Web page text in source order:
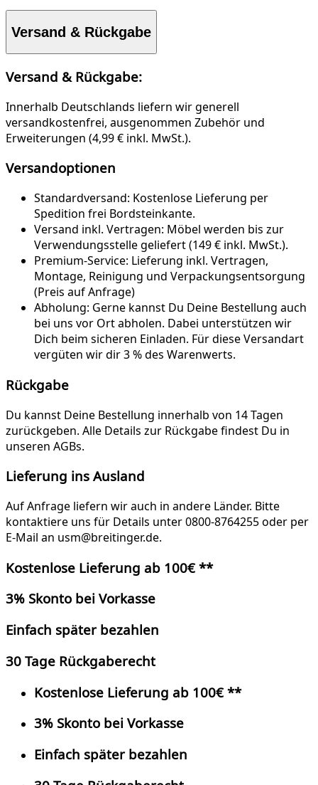
Versand & Rückgabe
Versand & Rückgabe:
Innerhalb Deutschlands liefern wir generell
versandkostenfrei, ausgenommen Zubehör und
Erweiterungen (4,99 € inkl. MwSt.).
Versandoptionen
Standardversand: Kostenlose Lieferung per
Spedition frei Bordsteinkante.
Versand inkl. Vertragen: Möbel werden bis zur
Verwendungsstelle geliefert (149 € inkl. MwSt.).
Premium-Service: Lieferung inkl. Vertragen,
Montage, Reinigung und Verpackungsentsorgung
(Preis auf Anfrage)
Abholung: Gerne kannst Du Deine Bestellung auch
bei uns vor Ort abholen. Dabei unterstützen wir
Dich beim sicheren Einladen. Für diese Versandart
vergüten wir dir 3 % des Warenwerts.
Rückgabe
Du kannst Deine Bestellung innerhalb von 14 Tagen
zurückgeben. Alle Details zur Rückgabe findest Du in
unseren AGBs.
Lieferung ins Ausland
Auf Anfrage liefern wir auch in andere Länder. Bitte
kontaktiere uns für Details unter 0800-8764255 oder per
E-Mail an usm@breitinger.de.
Kostenlose Lieferung ab 100€ **
3% Skonto bei Vorkasse
Einfach später bezahlen
30 Tage Rückgaberecht
Kostenlose Lieferung ab 100€ **
3% Skonto bei Vorkasse
Einfach später bezahlen